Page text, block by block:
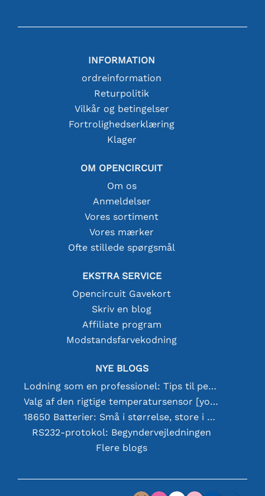
INFORMATION
ordreinformation
Returpolitik
Vilkår og betingelser
Fortrolighedserklæring
Klager
OM OPENCIRCUIT
Om os
Anmeldelser
Vores sortiment
Vores mærker
Ofte stillede spørgsmål
EKSTRA SERVICE
Opencircuit Gavekort
Skriv en blog
Affiliate program
Modstandsfarvekodning
NYE BLOGS
Lodning som en professionel: Tips til perfekte elektroniske forbindelser
Valg af den rigtige temperatursensor [youtube]
18650 Batterier: Små i størrelse, store i ydeevne
RS232-protokol: Begyndervejledningen
Flere blogs